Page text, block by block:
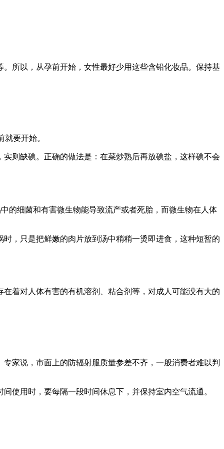
所以，从孕前开始，女性最好少用这些含铅化妆品。保持基
要开始。
则缺碘。正确的做法是：在菜炒熟后再放碘盐，这样碘不会
的细菌和有害微生物能导致流产或者死胎，而微生物在人体
，只是把鲜嫩的肉片放到汤中稍稍一烫即进食，这种短暂的
着对人体有害的有机溶剂、粘合剂等，对成人可能没有大的
家说，市面上的防辐射服质量参差不齐，一般消费者难以判
使用时，要每隔一段时间休息下，并保持室内空气流通。